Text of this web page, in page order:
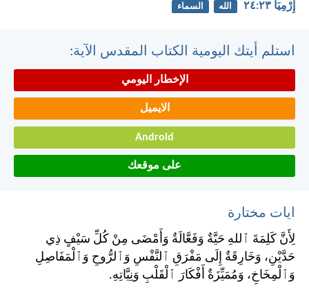
إِرْمِيَا ٢٣:‏٢٤ الله السماء
استلم أيتك اليومية الكتاب المقدس الآية:
الإخطار اليومي
الايميل
Android
على موقعك
ايات مختارة
لِأَنَّ كَلِمَةَ ٱللهِ حَيَّةٌ وَفَعَّالَةٌ وَأَمْضَى مِنْ كُلِّ سَيْفٍ ذِي
حَدَّيْنِ، وَخَارِقَةٌ إِلَى مَفْرَقِ ٱلنَّفْسِ وَٱلرُّوحِ وَٱلْمَفَاصِلِ
وَٱلْمِخَاخِ، وَمُمَيِّزَةٌ أَفْكَارَ ٱلْقَلْبِ وَنِيَّاتِهِ.